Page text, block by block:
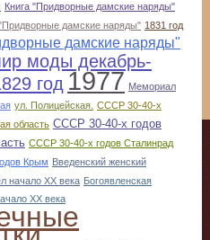
Книга "Придворные дамские наряды"
дамские наряды" 1831 год
дамские наряды"
моды декабрь-
год 1977 Мемориал
ул. Полицейская. СССР 30-40-х
область СССР 30-40-х годов
СССР 30-40-х годов Сталинрад
Крым Введенский женский
начало ХХ века Богоявленская
ХХ века